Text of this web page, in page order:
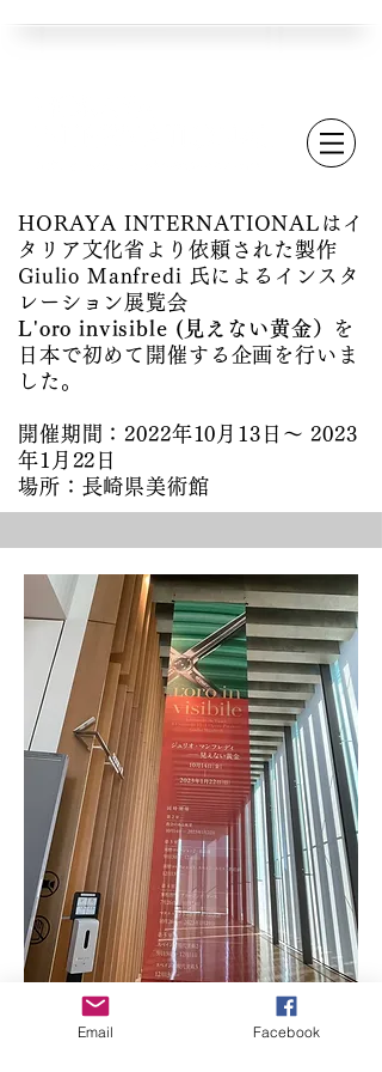
HORAYA INTERNATIONALはイ
タリア文化省より依頼された製作
Giulio Manfredi 氏によるインスタ
レーション展覧会
L'oro invisible (見えない黄金）
を
日本で初めて開催する企画を行いま
した。
開催期間：2022年10月13日～ 2023
年1月22日
場所：​長崎県美術館
Email Facebook